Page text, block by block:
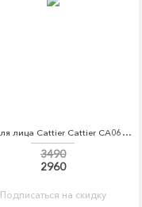
Крем для лица Cattier Cattier CA061LWFLK64
3490
2960
Подписаться на скидку